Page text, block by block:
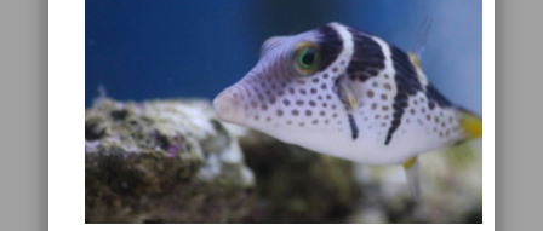
Canthigaster valentini
Détails